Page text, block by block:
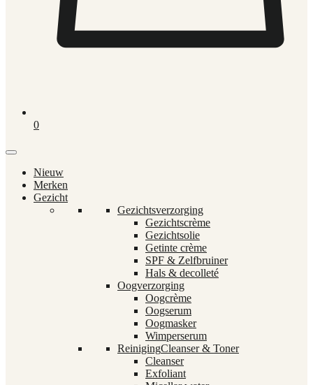
0
Nieuw
Merken
Gezicht
Gezichtsverzorging
Gezichtscrème
Gezichtsolie
Getinte crème
SPF & Zelfbruiner
Hals & decolleté
Oogverzorging
Oogcrème
Oogserum
Oogmasker
Wimperserum
ReinigingCleanser & Toner
Cleanser
Exfoliant